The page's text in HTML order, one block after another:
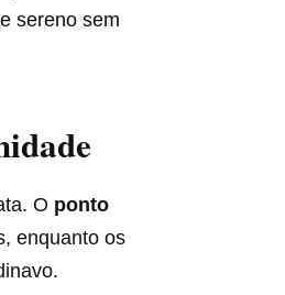
sereno sem
O ponto
enquanto os